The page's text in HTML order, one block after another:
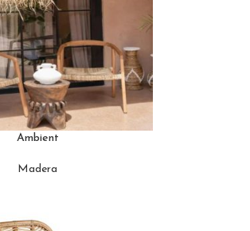
Ambient
Madera